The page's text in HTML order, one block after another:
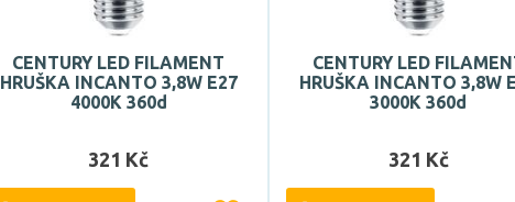
CENTURY LED FILAMENT
HRUŠKA INCANTO 3,8W E27
4000K 360d
321 Kč
CENTURY LED
HRUŠKA INCANTO 3,8W
3000K 360d
321 Kč